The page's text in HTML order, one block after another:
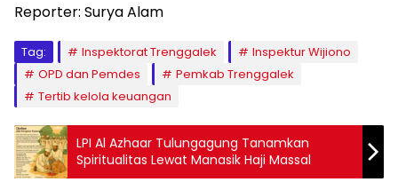
Reporter: Surya Alam
Tag: Inspektorat Trenggalek
Inspektur Wijiono
OPD dan Pemdes
Pemkab Trenggalek
Tertib kelola keuangan
LPI Al Azhaar Tulungagung Tanamkan
Spiritualitas Lewat Manasik Haji Massal